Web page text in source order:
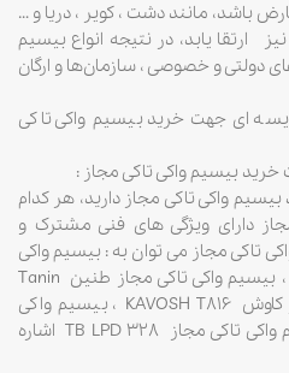
باشد، مانند دشت ، کویر ، دریا و …
تا ۳ کیلومتر نیز ارتقا یابد، در نتیجه انواع بیسیم
دولتی و خصوصی ، سازمان‌ها و ارگان
ای جهت خرید بیسیم واکی تاکی
بیسیم واکی تاکی مجاز :
واکی تاکی مجاز دارید، هر کدام
دارای ویژگی های فنی مشترک و
تاکی مجاز می توان به : بیسیم واکی
تاکی مجاز طنین Tanin GP-23 ، بیسیم واکی تاکی مجاز طنین Tanin
GP-89 ، بیسیم واکی تاکی مجاز کاوش KAVOSH T816 ، بیسیم واکی
تاکی مجاز TB LPD 320 ، بیسیم واکی تاکی مجاز TB LPD 328 اشاره